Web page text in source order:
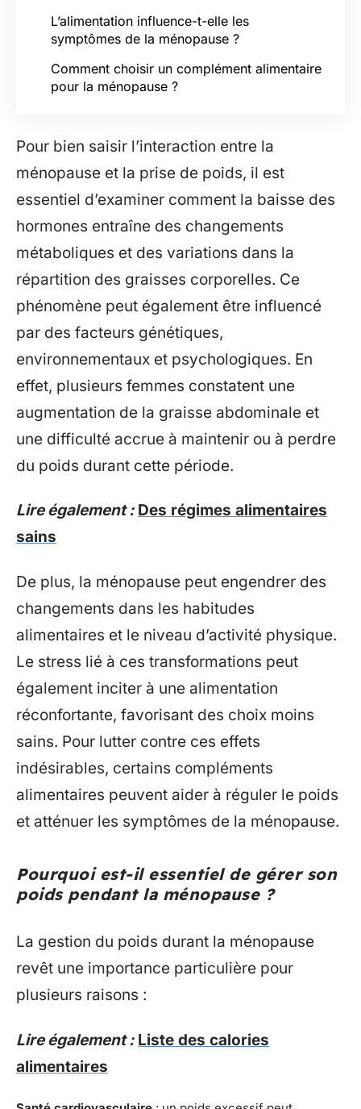
L’alimentation influence-t-elle les
symptômes de la ménopause ?
Comment choisir un complément alimentaire
pour la ménopause ?
Pour bien saisir l’interaction entre la
ménopause et la prise de poids, il est
essentiel d’examiner comment la baisse des
hormones entraîne des changements
métaboliques et des variations dans la
répartition des graisses corporelles. Ce
phénomène peut également être influencé
par des facteurs génétiques,
environnementaux et psychologiques. En
effet, plusieurs femmes constatent une
augmentation de la graisse abdominale et
une difficulté accrue à maintenir ou à perdre
du poids durant cette période.
Lire également : Des régimes alimentaires
sains
De plus, la ménopause peut engendrer des
changements dans les habitudes
alimentaires et le niveau d’activité physique.
Le stress lié à ces transformations peut
également inciter à une alimentation
réconfortante, favorisant des choix moins
sains. Pour lutter contre ces effets
indésirables, certains compléments
alimentaires peuvent aider à réguler le poids
et atténuer les symptômes de la ménopause.
Pourquoi est-il essentiel de gérer son
poids pendant la ménopause ?
La gestion du poids durant la ménopause
revêt une importance particulière pour
plusieurs raisons :
Lire également : Liste des calories
alimentaires